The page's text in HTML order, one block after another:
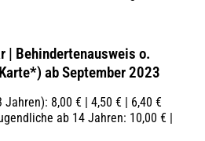
| Behindertenausweis o.
ab September 2023
8,00 € | 4,50 € | 6,40 €
ab 14 Jahren: 10,00 € |